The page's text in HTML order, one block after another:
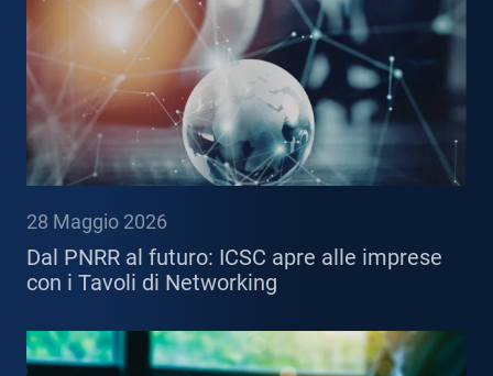
28 Maggio 2026
Dal PNRR al futuro: ICSC apre alle imprese
con i Tavoli di Networking